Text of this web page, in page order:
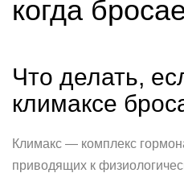
когда
Что делать,
климаксе
Климакс — комплекс
приводящих к